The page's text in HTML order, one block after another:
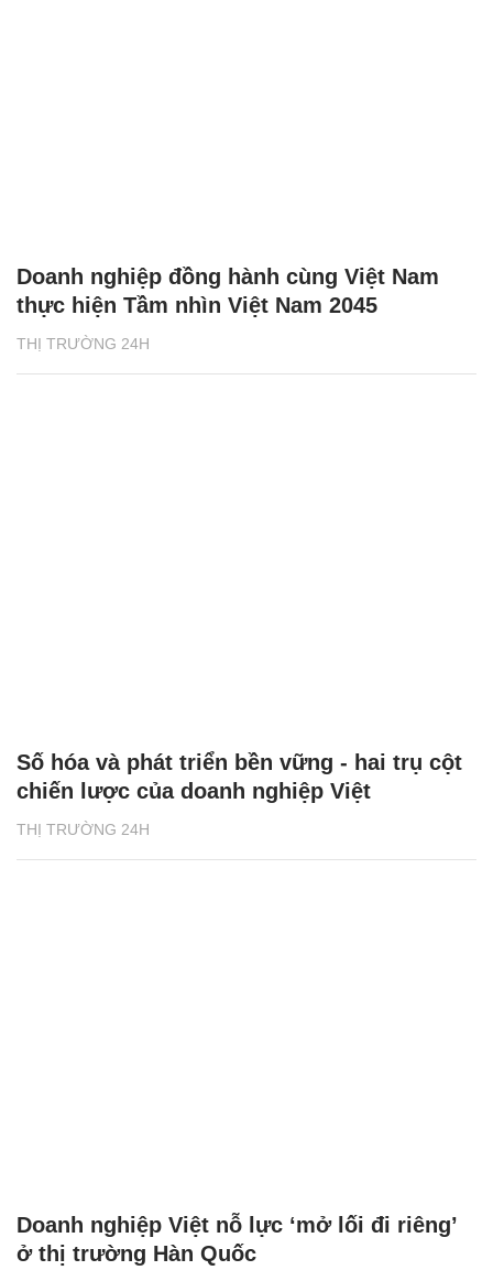
THỊ TRƯỜNG 24H
Doanh nghiệp đồng hành cùng Việt Nam
thực hiện Tầm nhìn Việt Nam 2045
THỊ TRƯỜNG 24H
Số hóa và phát triển bền vững - hai trụ cột
chiến lược của doanh nghiệp Việt
Doanh nghiệp Việt nỗ lực ‘mở lối đi riêng’
ở thị trường Hàn Quốc